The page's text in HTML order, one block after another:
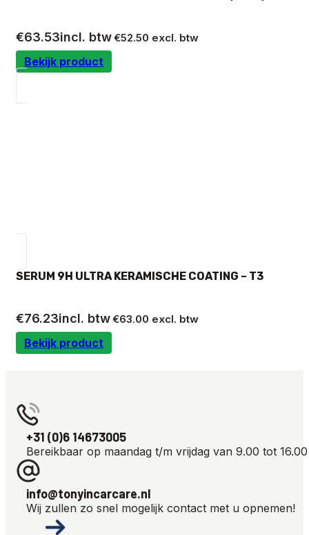
€63.53incl. btw€52.50 excl. btw
Bekijk product
SERUM 9H ULTRA KERAMISCHE COATING – T3
€76.23incl. btw€63.00 excl. btw
Bekijk product
+31 (0)6 14673005
Bereikbaar op maandag t/m vrijdag van 9.00 tot
info@tonyincarcare.nl
Wij zullen zo snel mogelijk contact met u opnemen!